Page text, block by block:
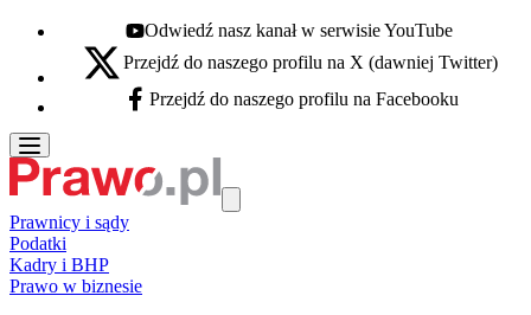
Youtube - otwiera się w nowej karcie
Odwiedź nasz kanał w serwisie YouTube
X - otwiera się w nowej karcie
Przejdź do naszego profilu na X (dawniej Twitter)
Facebook - otwiera się w nowej karcie
Przejdź do naszego profilu na Facebooku
Prawnicy i sądy
Podatki
Kadry i BHP
Prawo w biznesie